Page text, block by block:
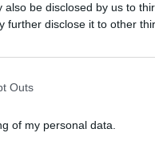
be disclosed by us to
further disclose it to other
Outs
of my personal data.